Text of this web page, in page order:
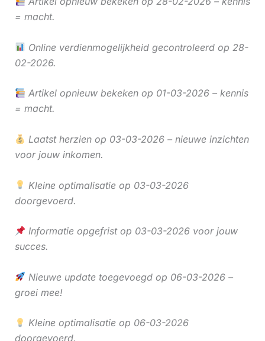
= macht.
Online verdienmogelijkheid gecontroleerd op 28-
02-2026.
Artikel opnieuw bekeken op 01-03-2026 – kennis
= macht.
Laatst herzien op 03-03-2026 – nieuwe inzichten
voor jouw inkomen.
Kleine optimalisatie op 03-03-2026
doorgevoerd.
Informatie opgefrist op 03-03-2026 voor jouw
succes.
Nieuwe update toegevoegd op 06-03-2026 –
groei mee!
Kleine optimalisatie op 06-03-2026
doorgevoerd.